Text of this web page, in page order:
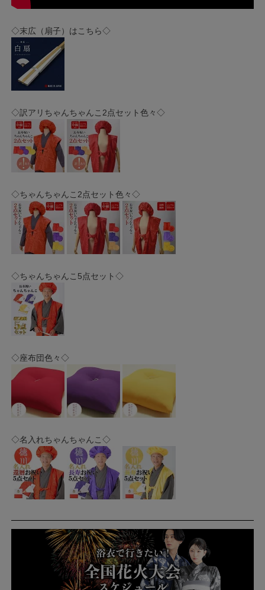
◇末広（扇子）はこちら◇
◇訳アリちゃんちゃんこ2点セット色々◇
◇ちゃんちゃんこ2点セット色々◇
◇ちゃんちゃんこ5点セット◇
◇座布団色々◇
◇名入れちゃんちゃんこ◇